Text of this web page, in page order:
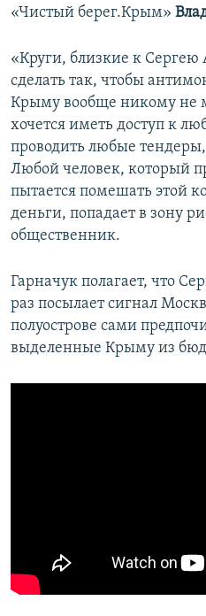
УКРАИНСКАЯ ПРОБЛЕМА КРЫМА
«Чистый берег.Крым»
«Круги, близкие к Сергею
сделать так, чтобы
Крыму вообще никому не
хочется иметь доступ к
проводить любые тендеры,
Любой человек, который
пытается помешать этой
деньги, попадает в зону
общественник.
Гарначук полагает, что
раз посылает сигнал
полуострове сами
выделенные Крыму из